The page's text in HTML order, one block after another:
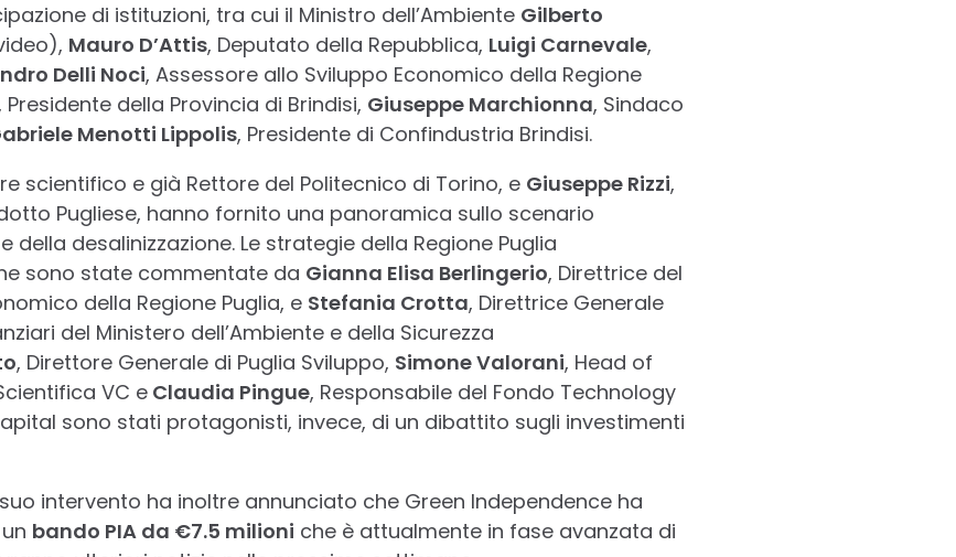
di istituzioni, tra cui il Ministro dell’Ambiente Gilberto
Mauro D’Attis, Deputato della Repubblica, Luigi Carnevale,
Delli Noci, Assessore allo Sviluppo Economico della Regione
Presidente della Provincia di Brindisi, Giuseppe Marchionna, Sindaco
Menotti Lippolis, Presidente di Confindustria Brindisi.
scientifico e già Rettore del Politecnico di Torino, e Giuseppe Rizzi,
Pugliese, hanno fornito una panoramica sullo scenario
della desalinizzazione. Le strategie della Regione Puglia
sono state commentate da Gianna Elisa Berlingerio, Direttrice del
della Regione Puglia, e Stefania Crotta, Direttrice Generale
del Ministero dell’Ambiente e della Sicurezza
, Direttore Generale di Puglia Sviluppo, Simone Valorani, Head of
VC eClaudia Pingue, Responsabile del Fondo Technology
sono stati protagonisti, invece, di un dibattito sugli investimenti
intervento ha inoltre annunciato che Green Independence ha
bando PIA da €7.5 milioni che è attualmente in fase avanzata di